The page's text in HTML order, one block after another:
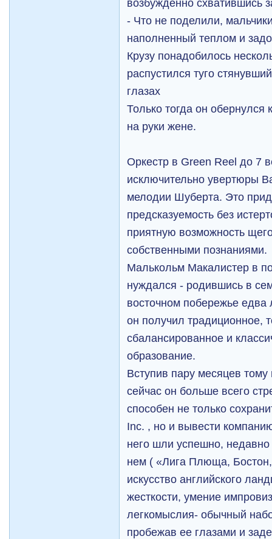
возбужденно схватившись
- Что не поделили,
наполненный теплом и
Крузу понадобилось
распустился туго
глазах
Только тогда он обернулся
на руки жене.
Оркестр в Green Reel до 7
исключительно увертюры
мелодии Шуберта. Это
предсказуемость без
приятную возможность
собственными познаниями.
Малькольм Макалистер в
нуждался - родившись в
восточном побережье
он получил традиционное,
сбалансированное и
образование.
Вступив пару месяцев
сейчас он больше всего
способен не только
Inc. , но и вывести
него шли успешно,
нем ( «Лига Плюща,
искусство английского
жесткости, умение
легкомыслия- обычный
пробежав ее глазами и